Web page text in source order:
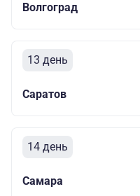
Волгоград
13 день
Саратов
14 день
Самара